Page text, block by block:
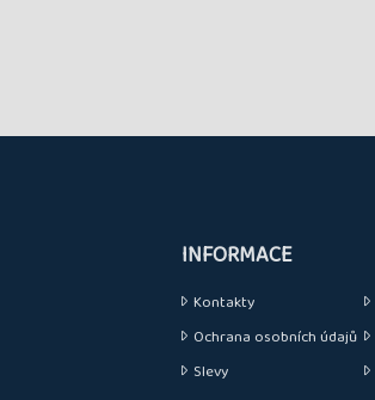
INFORMACE
Kontakty
Ochrana osobních údajů
Slevy